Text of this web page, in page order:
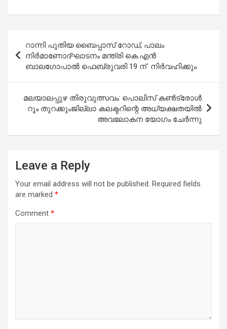
ce
o
o
k
at
A
p
p
tt ail ar
e
navigation
റാന്നി പുതിയ ബൈപ്പാസ് റോഡ്, പാലം
നിര്‍മാണോദ്ഘാടനം മന്ത്രി കെ.എന്‍
ബാലഗോപാല്‍ ഫെബ്രുവരി 19 ന് നിര്‍വഹിക്കും
മലയാലപ്പുഴ തിരുവുത്സവം: പൊലിസ് കണ്‍ട്രോള്‍
റൂം തുറക്കുംജില്ലാ കലക്ടറിന്റെ അധ്യക്ഷതയില്‍
അവലോകന യോഗം ചേര്‍ന്നു
Leave a Reply
Your email address will not be published. Required fields
are marked *
Comment *